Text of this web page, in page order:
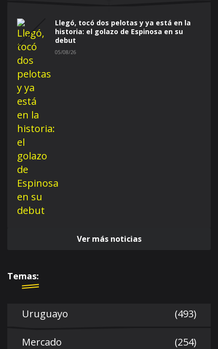
Llegó, tocó dos pelotas y ya está en la
historia: el golazo de Espinosa en su
debut
05/08/26
Ver más noticias
Temas:
Uruguayo (493)
Mercado (254)